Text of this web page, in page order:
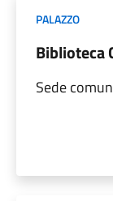
PALAZZO
Biblioteca
Sede